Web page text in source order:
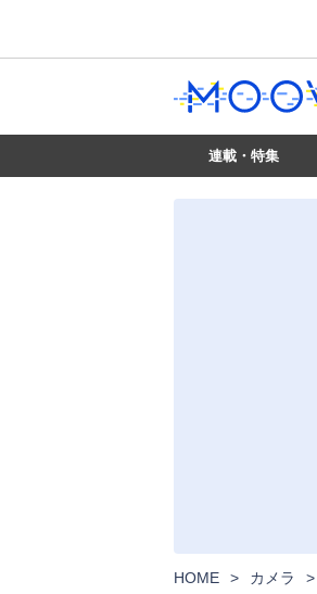
連載・特集
HOME > カメラ >